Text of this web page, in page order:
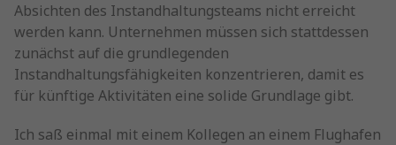
Absichten des Instandhaltungsteams nicht erreicht
werden kann. Unternehmen müssen sich stattdessen
zunächst auf die grundlegenden
Instandhaltungsfähigkeiten konzentrieren, damit es
für künftige Aktivitäten eine solide Grundlage gibt.
Ich saß einmal mit einem Kollegen an einem Flughafen